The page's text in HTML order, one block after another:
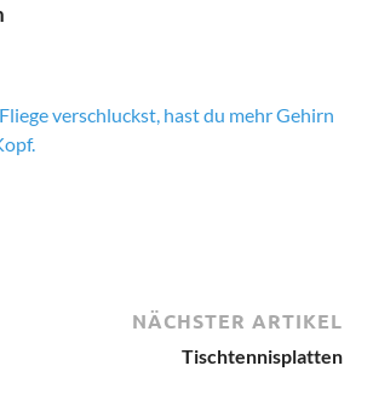
NÄCHSTER ARTIKEL
Tischtennisplatten